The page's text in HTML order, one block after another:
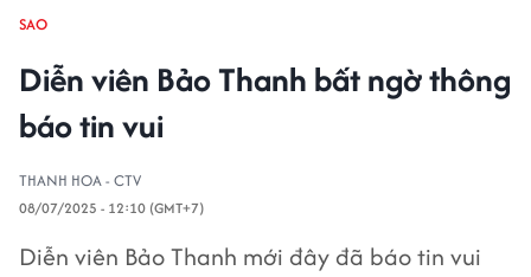
SAO
Diễn viên Bảo Thanh bất ngờ thông
báo tin vui
THANH HOA - CTV
08/07/2025 - 12:10 (GMT+7)
Diễn viên Bảo Thanh mới đây đã báo tin vui